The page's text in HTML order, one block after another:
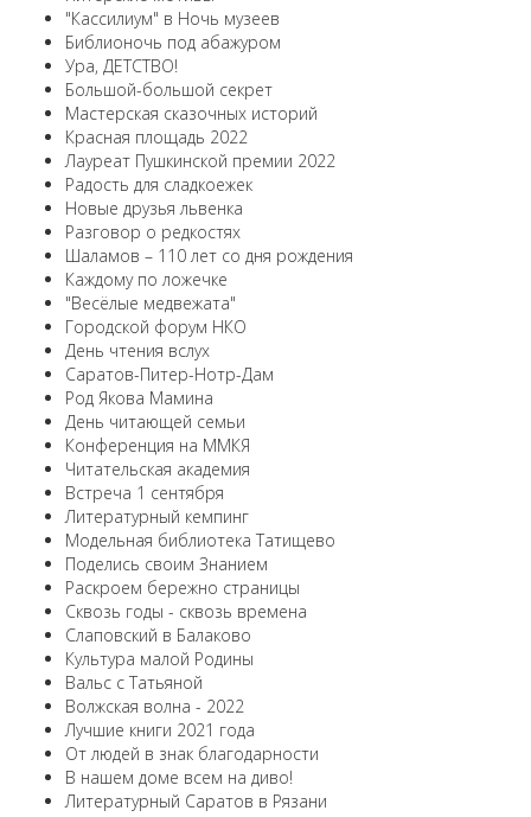
"Кассилиум" в Ночь музеев
Библионочь под абажуром
Ура, ДЕТСТВО!
Большой-большой секрет
Мастерская сказочных историй
Красная площадь 2022
Лауреат Пушкинской премии 2022
Радость для сладкоежек
Новые друзья львенка
Разговор о редкостях
Шаламов – 110 лет со дня рождения
Каждому по ложечке
"Весёлые медвежата"
Городской форум НКО
День чтения вслух
Саратов-Питер-Нотр-Дам
Род Якова Мамина
День читающей семьи
Конференция на ММКЯ
Читательская академия
Встреча 1 сентября
Литературный кемпинг
Модельная библиотека Татищево
Поделись своим Знанием
Раскроем бережно страницы
Сквозь годы - сквозь времена
Слаповский в Балаково
Культура малой Родины
Вальс с Татьяной
Волжская волна - 2022
Лучшие книги 2021 года
От людей в знак благодарности
В нашем доме всем на диво!
Литературный Саратов в Рязани